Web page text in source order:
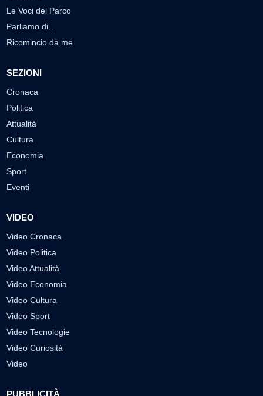
Le Voci del Parco
Parliamo di…
Ricomincio da me
SEZIONI
Cronaca
Politica
Attualità
Cultura
Economia
Sport
Eventi
VIDEO
Video Cronaca
Video Politica
Video Attualità
Video Economia
Video Cultura
Video Sport
Video Tecnologie
Video Curiosità
Video
PUBBLICITÀ